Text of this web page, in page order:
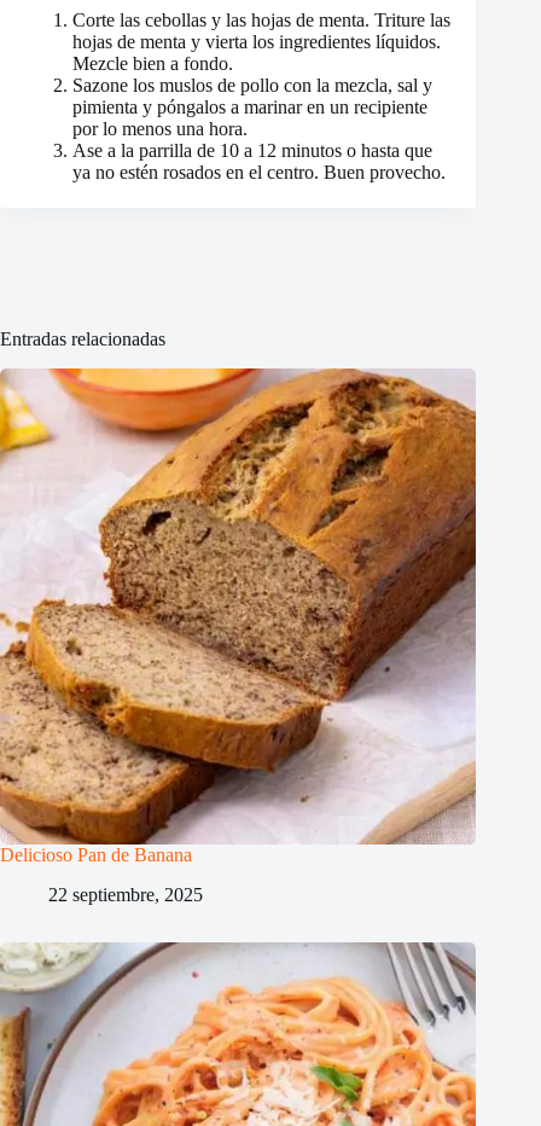
Corte las cebollas y las hojas de menta. Triture las
hojas de menta y vierta los ingredientes líquidos.
Mezcle bien a fondo.
Sazone los muslos de pollo con la mezcla, sal y
pimienta y póngalos a marinar en un recipiente
por lo menos una hora.
Ase a la parrilla de 10 a 12 minutos o hasta que
ya no estén rosados en el centro. Buen provecho.
Entradas relacionadas
Delicioso Pan de Banana
22 septiembre, 2025